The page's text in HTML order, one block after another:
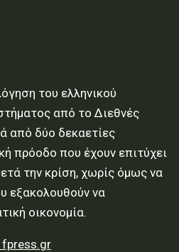
του ελληνικού
από το Διεθνές
από δύο δεκαετίες
πρόοδο που έχουν επιτύχει
την κρίση, χωρίς όμως να
εξακολουθούν να
οικονομία.
fpress.gr